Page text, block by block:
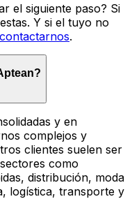
el siguiente paso? Si
Y si el tuyo no
contactarnos.
y en
complejos y
clientes suelen ser
como
distribución, moda
logística, transporte y